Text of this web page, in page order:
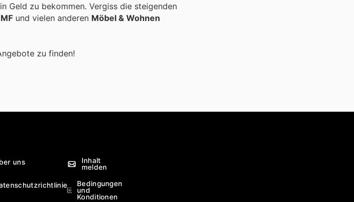
Geld zu bekommen. Vergiss die steigenden
und vielen anderen Möbel & Wohnen
zu finden!
uns
Inhalt
melden
Bedingungen
und
Konditionen